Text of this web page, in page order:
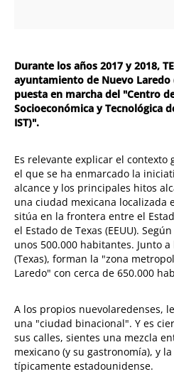
Durante los años 2017 y 2018,
ayuntamiento de Nuevo Laredo
puesta en marcha del "Centro
Socioeconómica y Tecnológica
IST)".
Es relevante explicar el contexto
el que se ha enmarcado la
alcance y los principales hitos
una ciudad mexicana localizada
sitúa en la frontera entre el
el Estado de Texas (EEUU).
unos 500.000 habitantes. Junto
(Texas), forman la "zona
Laredo" con cerca de 650.000
A los propios nuevolaredenses,
una "ciudad binacional". Y es
sus calles, sientes una mezcla
mexicano (y su gastronomía), y
típicamente estadounidense.